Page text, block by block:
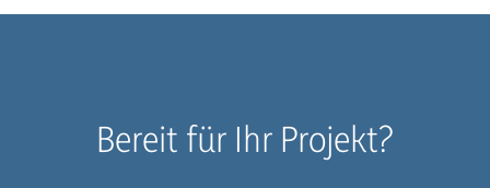
Bereit für Ihr Projekt?